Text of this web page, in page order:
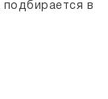
подбирается в